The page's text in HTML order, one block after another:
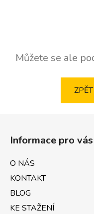
Můžete se ale
Informace pro vás
O NÁS
KONTAKT
BLOG
KE STAŽENÍ